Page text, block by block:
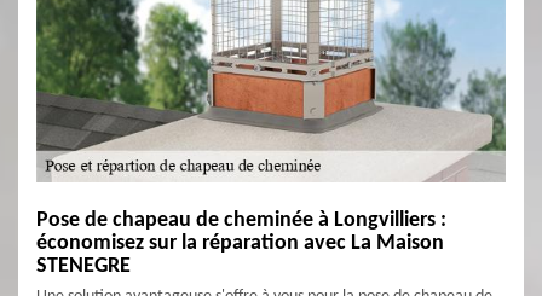
Pose de chapeau de cheminée à Longvilliers :
économisez sur la réparation avec La Maison
STENEGRE